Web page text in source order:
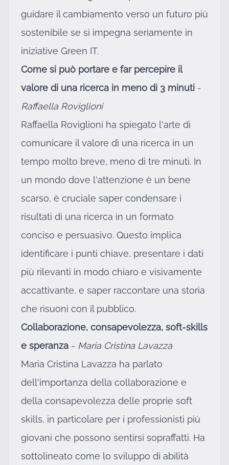
guidare il cambiamento verso un futuro più
sostenibile se si impegna seriamente in
iniziative Green IT.
Come si può portare e far percepire il
valore di una ricerca in meno di 3 minuti -
Raffaella Roviglioni
Raffaella Roviglioni ha spiegato l'arte di
comunicare il valore di una ricerca in un
tempo molto breve, meno di tre minuti. In
un mondo dove l'attenzione è un bene
scarso, è cruciale saper condensare i
risultati di una ricerca in un formato
conciso e persuasivo. Questo implica
identificare i punti chiave, presentare i dati
più rilevanti in modo chiaro e visivamente
accattivante, e saper raccontare una storia
che risuoni con il pubblico.
Collaborazione, consapevolezza, soft-skills
e speranza - Maria Cristina Lavazza
Maria Cristina Lavazza ha parlato
dell'importanza della collaborazione e
della consapevolezza delle proprie soft
skills, in particolare per i professionisti più
giovani che possono sentirsi sopraffatti. Ha
sottolineato come lo sviluppo di abilità